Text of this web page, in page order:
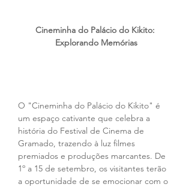
Cineminha do Palácio do Kikito:
Explorando Memórias
O "Cineminha do Palácio do Kikito" é
um espaço cativante que celebra a
história do Festival de Cinema de
Gramado, trazendo à luz filmes
premiados e produções marcantes. De
1º a 15 de setembro, os visitantes terão
a oportunidade de se emocionar com o